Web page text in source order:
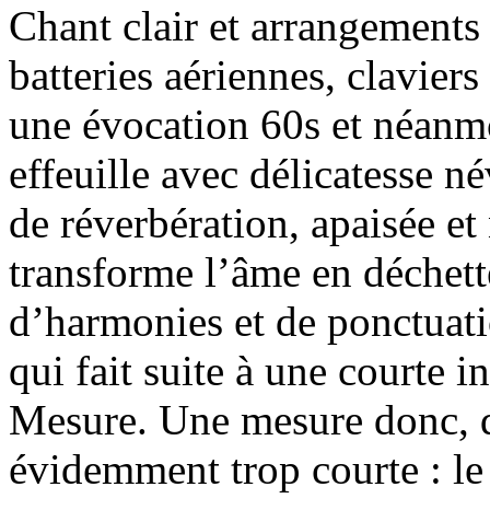
Chant clair et
batteries aériennes,
une évocation 60s et
effeuille avec délicatesse
de réverbération, apaisée
transforme l’âme en
d’harmonies et de
qui fait suite à une courte
Mesure. Une mesure donc,
évidemment trop courte :